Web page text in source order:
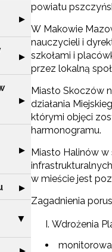
Rozwiń sekcję
▶
Rozwiń sekcję
▶
Rozwiń sekcję
▶
Rozwiń sekcję "Wsparcie
▶
Rozwiń sekcję
▶
Zwiń sekcję "Zarządzanie
▶
Rozwiń sekcję "II etap
powiatu
W Makowie
nauczycieli i
szkołami i
przez lokalną
Miasto Skoczów
działania
którymi objęci
harmonogramu.
Miasto Halinów w
w mieście jest
Zagadnienia
Wdrożenia